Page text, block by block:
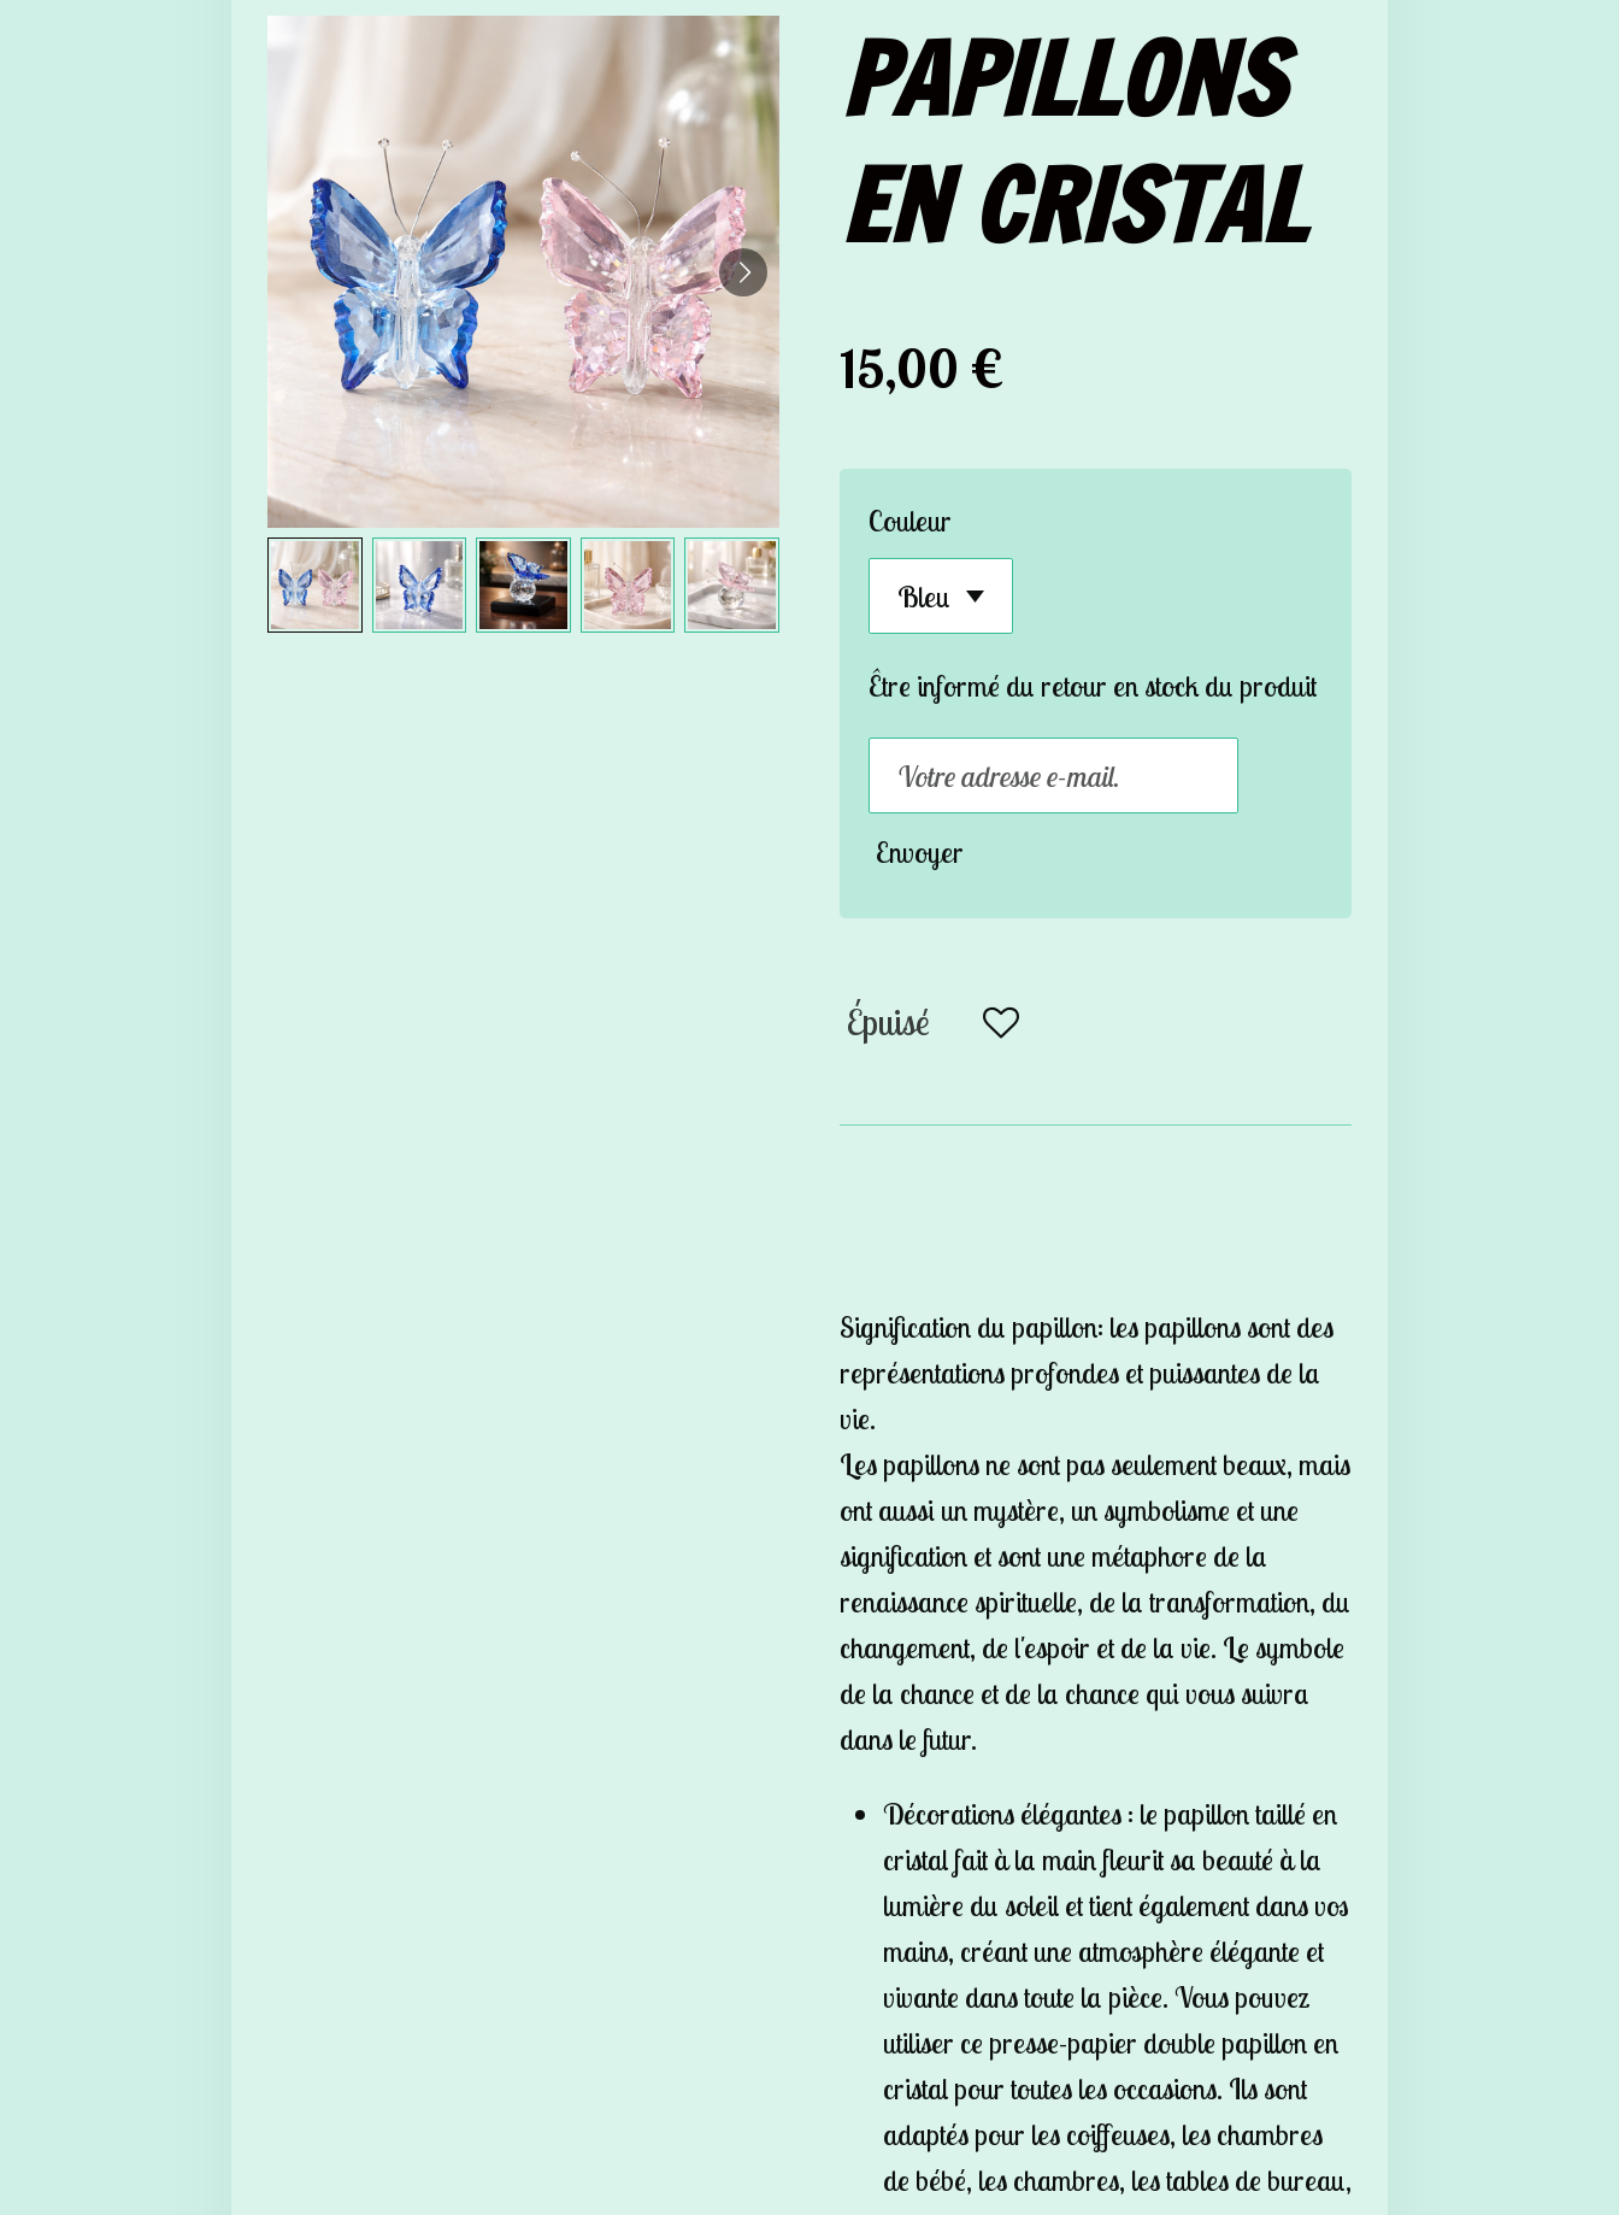
PAPILLONS
EN CRISTAL
15,00 €
Couleur
Être informé du retour en stock du produit
Envoyer
Épuisé
Signification du papillon: les papillons sont des
représentations profondes et puissantes de la
vie.
Les papillons ne sont pas seulement beaux, mais
ont aussi un mystère, un symbolisme et une
signification et sont une métaphore de la
renaissance spirituelle, de la transformation, du
changement, de l'espoir et de la vie. Le symbole
de la chance et de la chance qui vous suivra
dans le futur.
Décorations élégantes : le papillon taillé en
cristal fait à la main fleurit sa beauté à la
lumière du soleil et tient également dans vos
mains, créant une atmosphère élégante et
vivante dans toute la pièce. Vous pouvez
utiliser ce presse-papier double papillon en
cristal pour toutes les occasions. Ils sont
adaptés pour les coiffeuses, les chambres
de bébé, les chambres, les tables de bureau,